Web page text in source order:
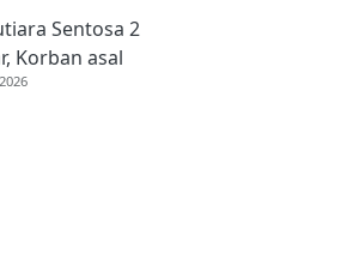
Sentosa 2
Korban asal
Eka Putra